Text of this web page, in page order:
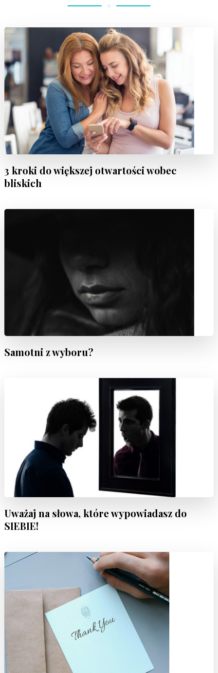
3 kroki do większej otwartości wobec
bliskich
Samotni z wyboru?
Uważaj na słowa, które wypowiadasz do
SIEBIE!